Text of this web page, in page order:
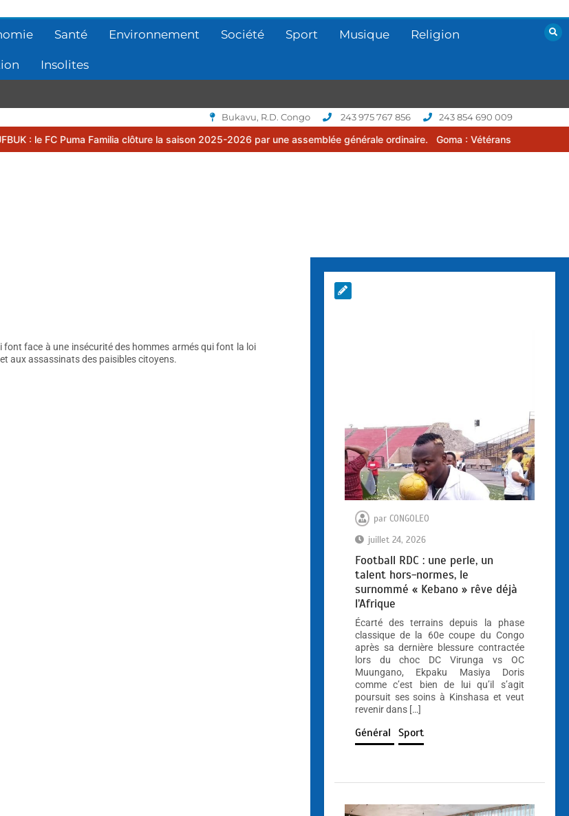
Santé Environnement Société Sport Musique Religion
Insolites
Bukavu, R.D. Congo 243 975 767 856 243 854 690 009
Familia clôture la saison 2025-2026 par une assemblée générale ordinaire. Goma : Vétérans Cup 2026 -2027, une
face à une insécurité des hommes armés qui font la loi
aux assassinats des paisibles citoyens.
par CONGOLEO
juillet 24, 2026
Football RDC : une perle, un
talent hors-normes, le
surnommé « Kebano » rêve déjà
l’Afrique
Écarté des terrains depuis la phase
classique de la 60e coupe du Congo
après sa dernière blessure contractée
lors du choc DC Virunga vs OC
Muungano, Ekpaku Masiya Doris
comme c’est bien de lui qu’il s’agit
poursuit ses soins à Kinshasa et veut
revenir dans […]
Général Sport